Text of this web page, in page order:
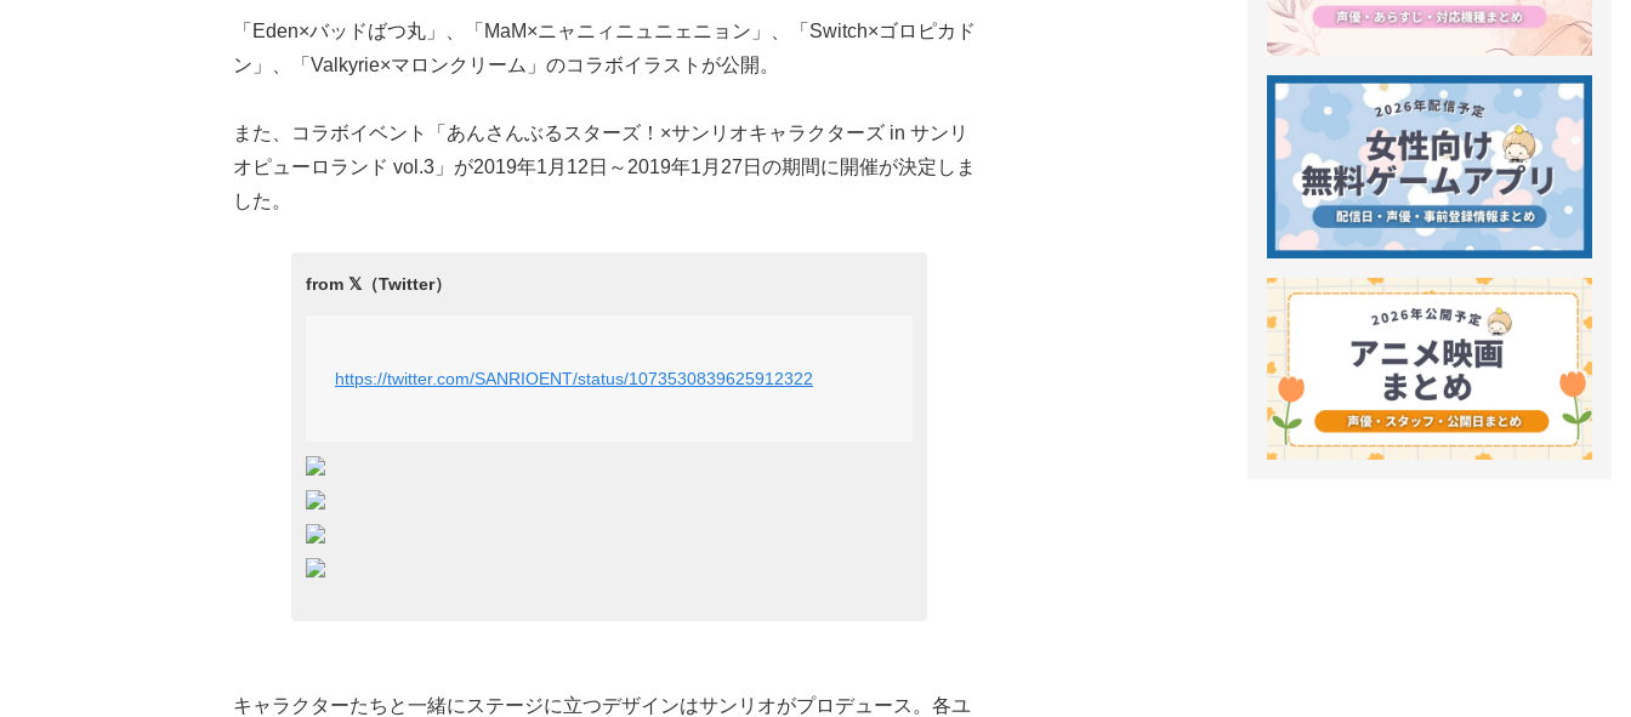
「Eden×バッドばつ丸」、「MaM×ニャニィニュニェニョン」、「Switch×ゴロピカド
ン」、「Valkyrie×マロンクリーム」のコラボイラストが公開。
また、コラボイベント「あんさんぶるスターズ！×サンリオキャラクターズ in サンリ
オピューロランド vol.3」が2019年1月12日～2019年1月27日の期間に開催が決定しま
した。
https://twitter.com/SANRIOENT/status/1073530839625912322
キャラクターたちと一緒にステージに立つデザインはサンリオがプロデュース。各ユ